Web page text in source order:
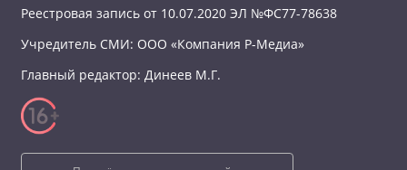
Реестровая запись от 10.07.2020 ЭЛ №ФС77-78638
Учредитель СМИ: ООО «Компания Р-Медиа»
Главный редактор: Динеев М.Г.